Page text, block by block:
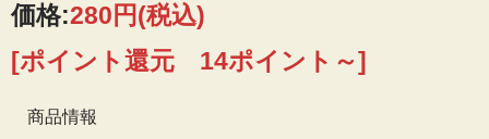
価格:280円(税込)
[ポイント還元 14ポイント～]
商品情報